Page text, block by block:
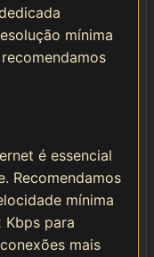
mínima
é essencial
Recomendamos
mínima
Kbps para
mais